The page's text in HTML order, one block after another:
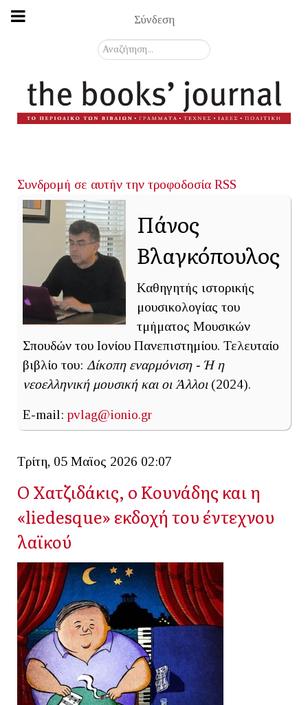
Σύνδεση
Αναζήτηση...
Συνδρομή σε αυτήν την τροφοδοσία RSS
Πάνος
Βλαγκόπουλος
Καθηγητής ιστορικής
μουσικολογίας του
τμήματος Μουσικών
Σπουδών του Ιονίου Πανεπιστημίου. Τελευταίο
βιβλίο του: Δίκοπη εναρμόνιση - Ή η
νεοελληνική μουσική και οι Άλλοι(2024).
E-mail: pvlag@ionio.gr
Τρίτη, 05 Μαϊος 2026 02:07
O Χατζιδάκις, o Κουνάδης και η
«liedesque» εκδοχή του έντεχνου
λαϊκού